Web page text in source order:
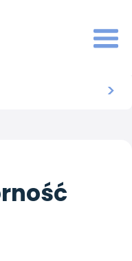
Dieta na odporność